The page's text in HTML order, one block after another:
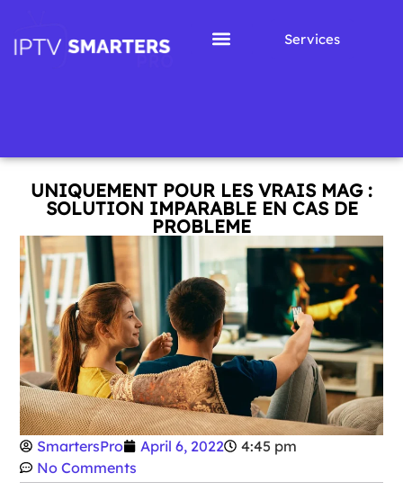
Services
UNIQUEMENT POUR LES VRAIS MAG :
SOLUTION IMPARABLE EN CAS DE
PROBLEME
SmartersPro April 6, 2022
4:45 pm
No Comments